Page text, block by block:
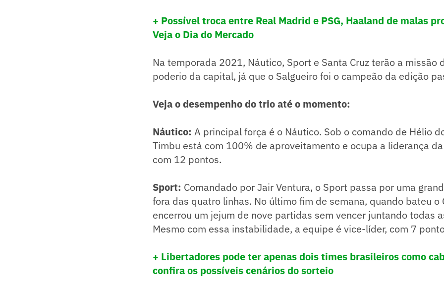
+ Possível troca entre Real Madrid e PSG, Haaland de malas
Veja o Dia do Mercado
Na temporada 2021, Náutico, Sport e Santa Cruz terão a missão
poderio da capital, já que o Salgueiro foi o campeão da edição
Veja o desempenho do trio até o momento:
Náutico: A principal força é o Náutico. Sob o comando de Hélio
Timbu está com 100% de aproveitamento e ocupa a liderança
com 12 pontos.
Sport: Comandado por Jair Ventura, o Sport passa por uma
fora das quatro linhas. No último fim de semana, quando bateu o
encerrou um jejum de nove partidas sem vencer juntando todas
Mesmo com essa instabilidade, a equipe é vice-líder, com 7
+ Libertadores pode ter apenas dois times brasileiros como
confira os possíveis cenários do sorteio